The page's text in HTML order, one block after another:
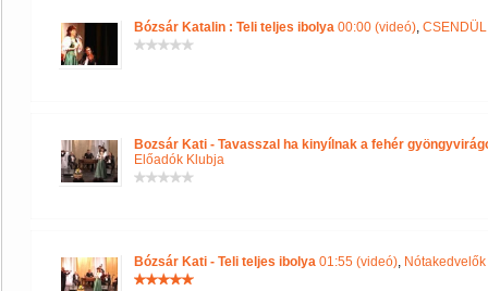
Bózsár Katalin : Teli teljes ibolya 00:00 (videó), CSENDÜL
Bozsár Kati - Tavasszal ha kinyílnak a fehér
Előadók Klubja
Bózsár Kati - Teli teljes ibolya 01:55 (videó),